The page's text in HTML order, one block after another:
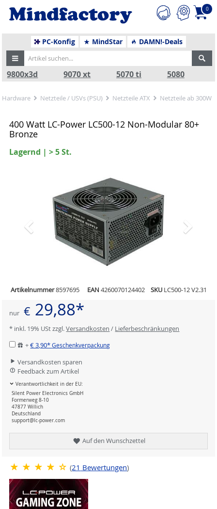
0
PC-Konfig MindStar DAMN!-Deals
9800x3d 9070 xt 5070 ti 5080
Hardware Netzteile / USVs (PSU) Netzteile ATX Netzteile ab 300W
400 Watt LC-Power LC500-12 Non-Modular 80+
Bronze
Lagernd | > 5 St.
Artikelnummer8597695 EAN 4260070124402 SKU LC500-12 V2.31
nur € 29,88*
* inkl. 19% USt zzgl.Versandkosten / Lieferbeschränkungen
+€ 3,90*Geschenkverpackung
Versandkosten sparen
Feedback zum Artikel
Verantwortlichkeit in der EU:
Silent Power Electronics GmbH
Formerweg 8-10
47877 Willich
Deutschland
support@lc-power.com
Auf den Wunschzettel
(21 Bewertungen)